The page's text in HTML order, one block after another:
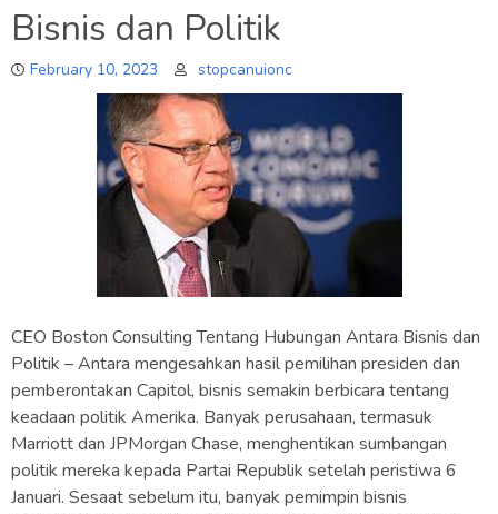
Bisnis dan Politik
February 10, 2023 stopcanuionc
CEO Boston Consulting Tentang Hubungan Antara Bisnis dan
Politik – Antara mengesahkan hasil pemilihan presiden dan
pemberontakan Capitol, bisnis semakin berbicara tentang
keadaan politik Amerika. Banyak perusahaan, termasuk
Marriott dan JPMorgan Chase, menghentikan sumbangan
politik mereka kepada Partai Republik setelah peristiwa 6
Januari. Sesaat sebelum itu, banyak pemimpin bisnis